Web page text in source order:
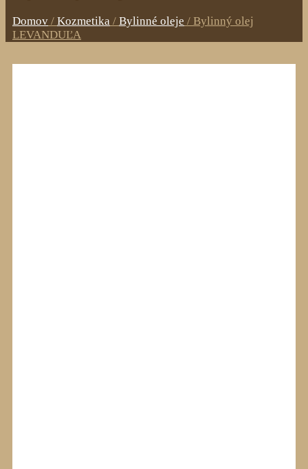
Domov / Kozmetika / Bylinné oleje / Bylinný olej
LEVANDUĽA